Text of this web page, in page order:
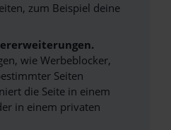
zum Beispiel deine
wie Werbeblocker,
Seiten
die Seite in einem
in einem privaten